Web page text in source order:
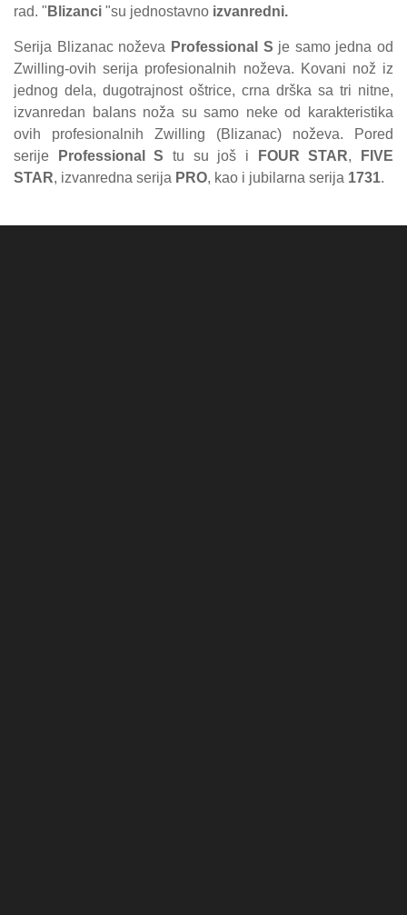
rad. " Blizanci "su jednostavno izvanredni.
Serija Blizanac noževa Professional S je samo jedna od
Zwilling-ovih serija profesionalnih noževa. Kovani nož iz
jednog dela, dugotrajnost oštrice, crna drška sa tri nitne,
izvanredan balans noža su samo neke od karakteristika
ovih profesionalnih Zwilling (Blizanac) noževa. Pored
serije
Professional S tu su još i FOUR STAR,
FIVE
STAR, izvanredna serija PRO, kao i jubilarna serija 1731.